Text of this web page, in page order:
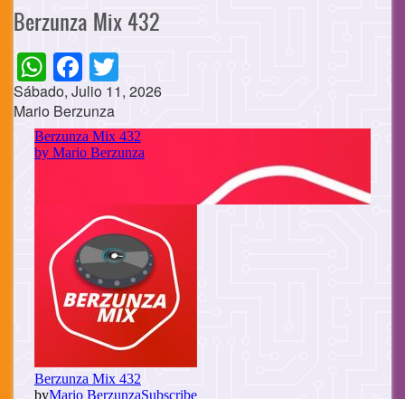
Berzunza Mix 432
WhatsApp
Facebook
Sábado, Julio 11, 2026
Mario Berzunza
Cuerpo